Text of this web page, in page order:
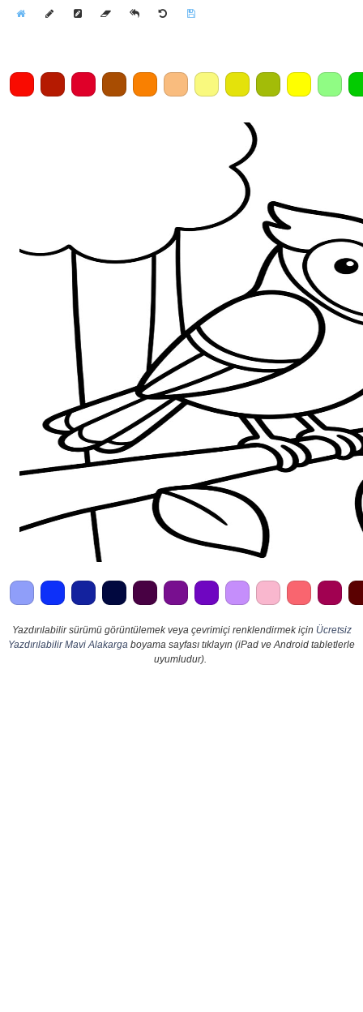
Yazdırılabilir sürümü görüntülemek veya çevrimiçi renklendirmek için Ücretsiz
Yazdırılabilir Mavi Alakarga boyama sayfası tıklayın (iPad ve Android tabletlerle
uyumludur).